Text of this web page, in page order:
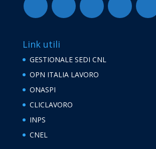
Link utili
GESTIONALE SEDI CNL
OPN ITALIA LAVORO
ONASPI
CLICLAVORO
INPS
CNEL